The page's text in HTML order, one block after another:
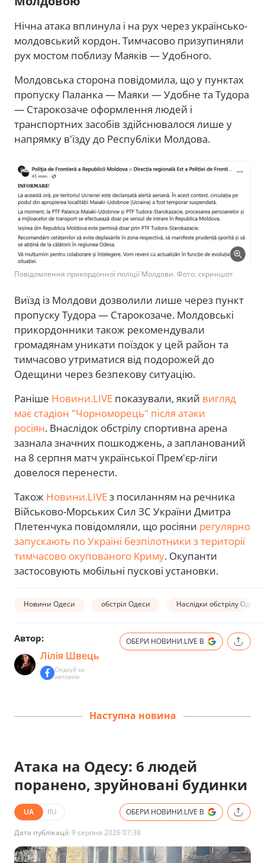
Нічна атака вплинула і на рух через українсько-
молдовський кордон. Тимчасово призупиняли
рух мостом поблизу Маяків — Удобного.
Молдовська сторона повідомила, що у пунктах
пропуску Паланка — Маяки — Удобне та Тудора
— Старокозаче оформлення людей і
транспортних засобів здійснювалося лише у
напрямку в'їзду до Республіки Молдова.
Повідомлення прикордонної поліції Молдови. Фото: скриншот
Виїзд із Молдови дозволили лише через пункт
пропуску Тудора — Старокозаче. Молдовські
прикордонники також рекомендували
громадянам уникати поїздок у цей район та
тимчасово утриматися від подорожей до
Одещини через безпекову ситуацію.
Раніше Новини.LIVE показували, який вигляд
має стадіон "Чорноморець" після атаки
росіян. Внаслідок обстрілу спортивна арена
зазнала значних пошкоджень, а запланований
на 8 серпня матч української Прем'єр-ліги
довелося перенести.
Також Новини.LIVEз посиланням на речника
Військово-Морських Сил ЗС України Дмитра
Плетенчука повідомляли, що росіяни регулярно
запускають по Україні безпілотники з території
тимчасово окупованого Криму. Окупанти
застосовують мобільні пускові установки.
Новини Одеси обстріл Одеси Наслідки обстрілу
Автор:
Лілія Швець
Слідкуй за
автором
ОБЕРИ НОВИНИ.LIVE В
Наступна новина
Атака на Одесу: 6 людей
поранено, зруйновані будинки
UA RU ОБЕРИ НОВИНИ.LIVE В
Дата публікації:9 серпня 2026 07:38